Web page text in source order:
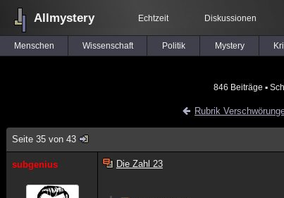
Allmystery Echtzeit Diskussionen
Menschen Wissenschaft Politik Mystery
846 Beiträge ▪
Rubrik
Seite 35 von 43
subgenius Die Zahl 23